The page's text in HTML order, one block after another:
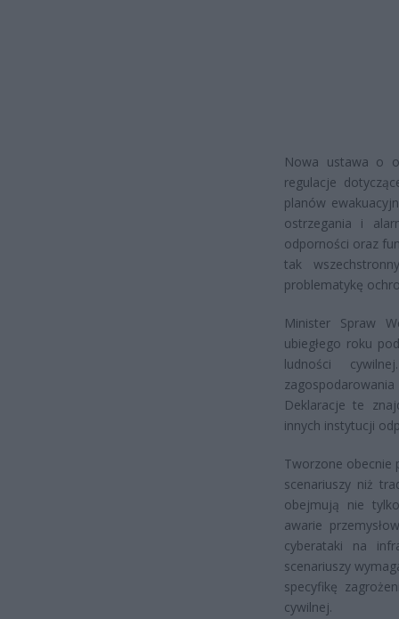
Nowa ustawa o
regulacje
planów
ostrzegania i
odporności oraz
tak
problematykę
Minister Spraw
ubiegłego roku
ludności
Deklaracje te
innych instytucji
Tworzone obecnie
scenariuszy niż
obejmują nie
awarie
cyberataki na
scenariuszy
specyfikę
cywilnej.